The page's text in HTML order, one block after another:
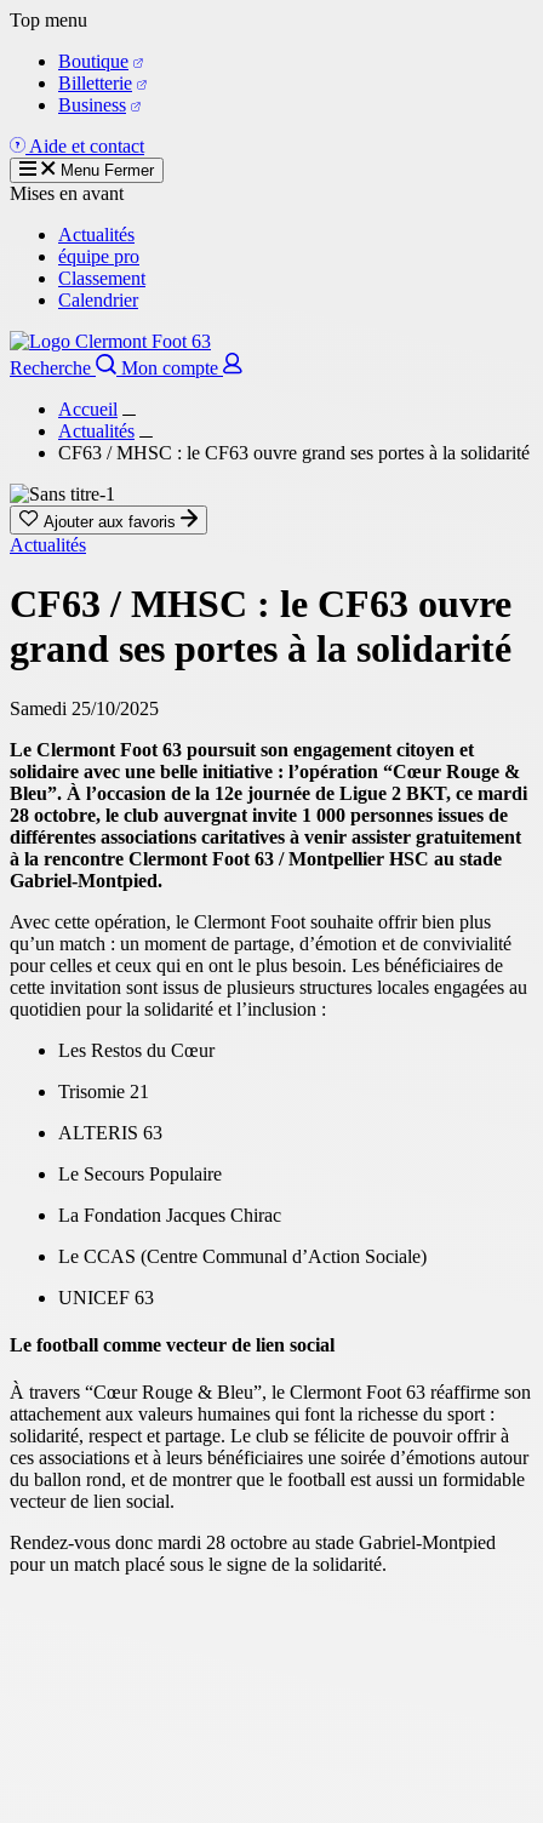
Aller
contenu
principal
Top menu
Boutique
Billetterie
Business
Aide et contact
Menu Fermer
Mises en avant
Actualités
équipe pro
Classement
Calendrier
Recherche
Mon compte
Accueil
Actualités
CF63 / MHSC : le CF63 ouvre grand ses portes à la solidarité
Ajouter aux favoris
Actualités
CF63 / MHSC : le CF63 ouvre
grand ses portes à la solidarité
Samedi 25/10/2025
Le Clermont Foot 63 poursuit son engagement citoyen et
solidaire avec une belle initiative : l’opération “Cœur Rouge &
Bleu”. À l’occasion de la 12e journée de Ligue 2 BKT, ce mardi
28 octobre, le club auvergnat invite 1 000 personnes issues de
différentes associations caritatives à venir assister gratuitement
à la rencontre Clermont Foot 63 / Montpellier HSC au stade
Gabriel-Montpied.
Avec cette opération, le Clermont Foot souhaite offrir bien plus
qu’un match : un moment de partage, d’émotion et de convivialité
pour celles et ceux qui en ont le plus besoin. Les bénéficiaires de
cette invitation sont issus de plusieurs structures locales engagées au
quotidien pour la solidarité et l’inclusion :
Les Restos du Cœur
Trisomie 21
ALTERIS 63
Le Secours Populaire
La Fondation Jacques Chirac
Le CCAS (Centre Communal d’Action Sociale)
UNICEF 63
Le football comme vecteur de lien social
À travers “Cœur Rouge & Bleu”, le Clermont Foot 63 réaffirme son
attachement aux valeurs humaines qui font la richesse du sport :
solidarité, respect et partage. Le club se félicite de pouvoir offrir à
ces associations et à leurs bénéficiaires une soirée d’émotions autour
du ballon rond, et de montrer que le football est aussi un formidable
vecteur de lien social.
Rendez-vous donc mardi 28 octobre au stade Gabriel-Montpied
pour un match placé sous le signe de la solidarité.